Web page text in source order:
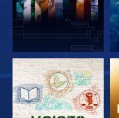
シリーズを探求